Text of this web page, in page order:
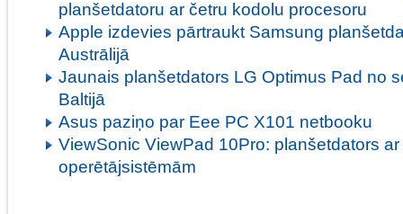
planšetdatoru ar četru kodolu procesoru
Apple izdevies pārtraukt Samsung
Austrālijā
Jaunais planšetdators LG Optimus Pad no
Baltijā
Asus paziņo par Eee PC X101 netbooku
ViewSonic ViewPad 10Pro: planšetdators
operētājsistēmām